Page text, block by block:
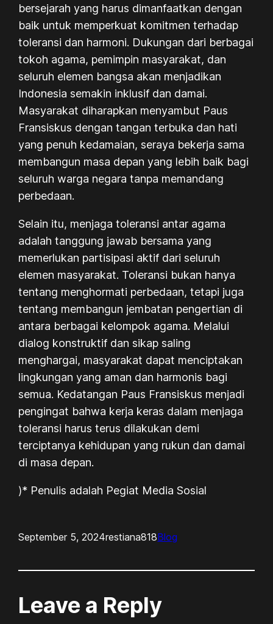
bersejarah yang harus dimanfaatkan dengan
baik untuk memperkuat komitmen terhadap
toleransi dan harmoni. Dukungan dari berbagai
tokoh agama, pemimpin masyarakat, dan
seluruh elemen bangsa akan menjadikan
Indonesia semakin inklusif dan damai.
Masyarakat diharapkan menyambut Paus
Fransiskus dengan tangan terbuka dan hati
yang penuh kedamaian, seraya bekerja sama
membangun masa depan yang lebih baik bagi
seluruh warga negara tanpa memandang
perbedaan.
Selain itu, menjaga toleransi antar agama
adalah tanggung jawab bersama yang
memerlukan partisipasi aktif dari seluruh
elemen masyarakat. Toleransi bukan hanya
tentang menghormati perbedaan, tetapi juga
tentang membangun jembatan pengertian di
antara berbagai kelompok agama. Melalui
dialog konstruktif dan sikap saling
menghargai, masyarakat dapat menciptakan
lingkungan yang aman dan harmonis bagi
semua. Kedatangan Paus Fransiskus menjadi
pengingat bahwa kerja keras dalam menjaga
toleransi harus terus dilakukan demi
terciptanya kehidupan yang rukun dan damai
di masa depan.
)* Penulis adalah Pegiat Media Sosial
September 5, 2024restiana818Blog
Leave a Reply